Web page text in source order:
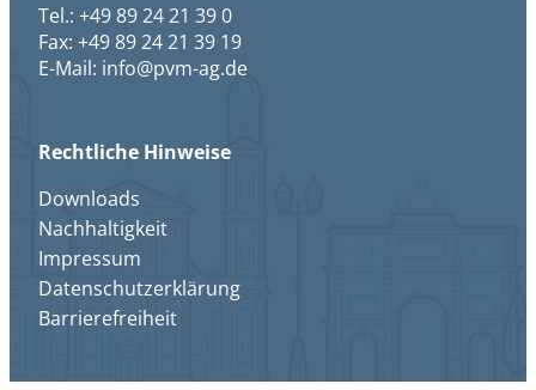
Tel.: +49 89 24 21 39 0
Fax: +49 89 24 21 39 19
E-Mail: info@pvm-ag.de
Rechtliche Hinweise
Downloads
Nachhaltigkeit
Impressum
Datenschutzerklärung
Barrierefreiheit